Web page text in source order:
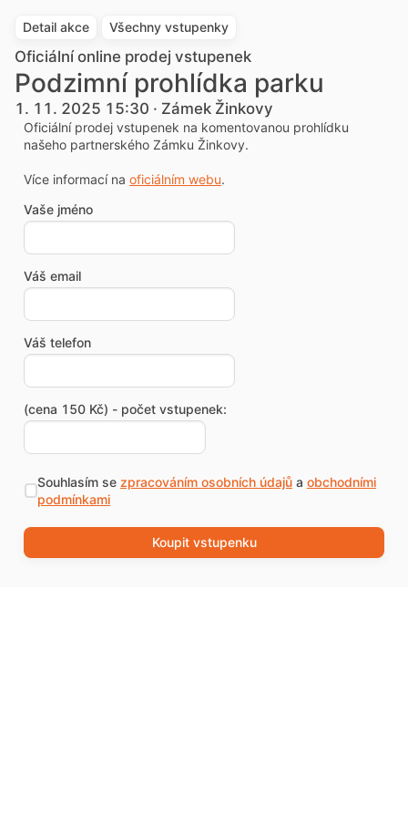
Detail akce Všechny vstupenky
Oficiální online prodej vstupenek
Podzimní prohlídka parku
1. 11. 2025 15:30 · Zámek Žinkovy
Oficiální prodej vstupenek na komentovanou prohlídku
našeho partnerského Zámku Žinkovy.
Více informací na oficiálním webu.
Vaše jméno
Váš email
Váš telefon
(cena 150 Kč) - počet vstupenek:
Souhlasím se zpracováním osobních údajůa obchodními
podmínkami
Koupit vstupenku